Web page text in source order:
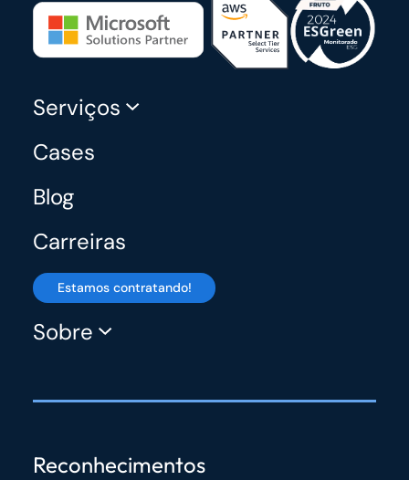
Serviços
Cases
Blog
Carreiras
Estamos contratando!
Sobre
Reconhecimentos